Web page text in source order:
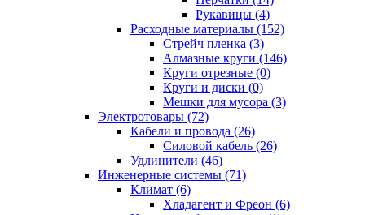
Рукавицы (4)
Расходные материалы (152)
Стрейч пленка (3)
Алмазные круги (146)
Круги отрезные (0)
Круги и диски (0)
Мешки для мусора (3)
Электротовары (72)
Кабели и провода (26)
Силовой кабель (26)
Удлинители (46)
Инженерные системы (71)
Климат (6)
Хладагент и Фреон (6)